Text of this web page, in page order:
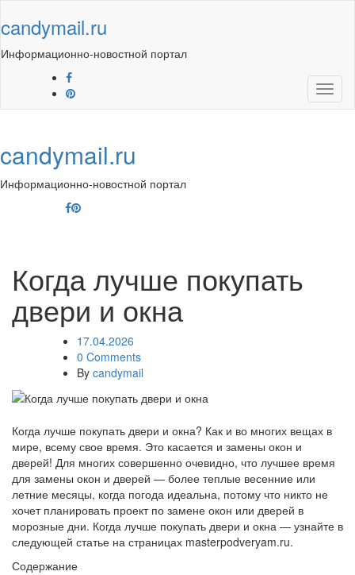
to
content
candymail.ru
Информационно-новостной портал
candymail.ru
Информационно-новостной портал
Когда лучше покупать
двери и окна
17.04.2026
0 Comments
By candymail
Когда лучше покупать двери и окна? Как и во многих вещах в
мире, всему свое время. Это касается и замены окон и
дверей! Для многих совершенно очевидно, что лучшее время
для замены окон и дверей — более теплые весенние или
летние месяцы, когда погода идеальна, потому что никто не
хочет планировать проект по замене окон или дверей в
морозные дни. Когда лучше покупать двери и окна — узнайте в
следующей статье на страницах masterpodveryam.ru.
Содержание